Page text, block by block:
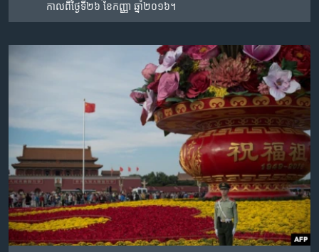
កាលពី​ថ្ងៃទី២៦ ខែកញ្ញា ឆ្នាំ២០១៦។